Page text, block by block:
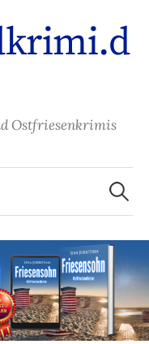
Ostfriesenkrimis
Suchen
nach: